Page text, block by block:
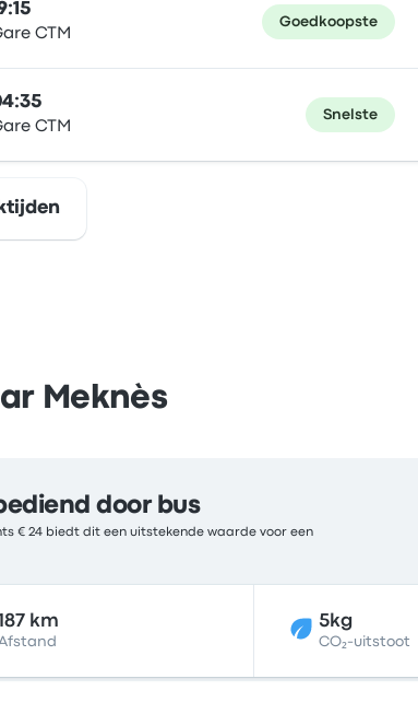
CTM
Goedkoopste
CTM
Snelste
Meknès
door bus
€ 24 biedt dit een uitstekende waarde voor een
km 5kg
CO₂-uitstoot